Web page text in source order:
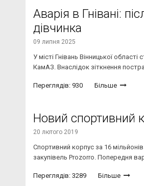
Аварія в Гнівані:
дівчинка
09 липня 2025
У місті Гнівань Вінницької
КамАЗ. Внаслідок зіткнення
Переглядів: 930 Більше
Новий спортивний
20 лютого 2019
Спортивний корпус за 16
закупівель Prozorro. Попередня
Переглядів: 3289 Більше